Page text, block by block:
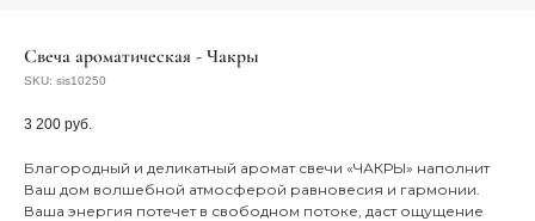
Cвеча ароматическая - Чакры
SKU: sis10250
3 200 руб.
Благородный и деликатный аромат свечи «ЧАКРЫ» наполнит
Ваш дом волшебной атмосферой равновесия и гармонии.
Ваша энергия потечет в свободном потоке, даст ощущение